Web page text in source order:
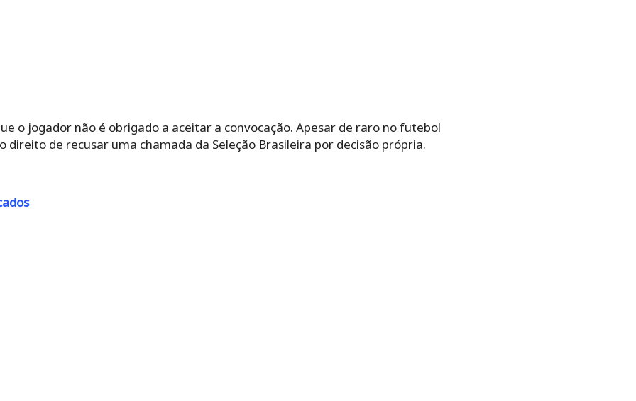
o jogador não é obrigado a aceitar a convocação. Apesar de raro no futebol
direito de recusar uma chamada da Seleção Brasileira por decisão própria.